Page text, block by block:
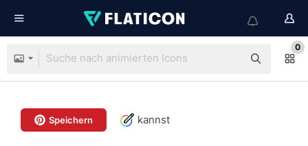
0
Speichern kannst